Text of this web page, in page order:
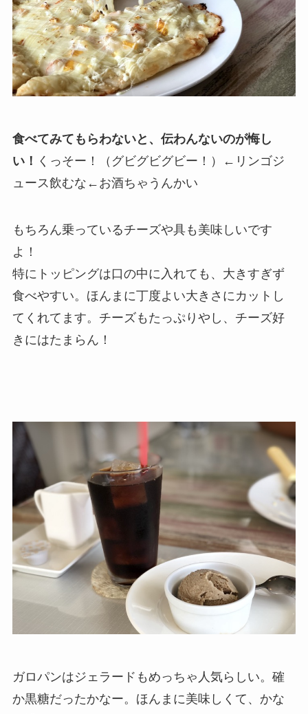
食べてみてもらわないと、伝わんないのが悔し
い！ くっそー！（グビグビグビー！）←リンゴジ
ュース飲むな←お酒ちゃうんかい
もちろん乗っているチーズや具も美味しいです
よ！
特にトッピングは口の中に入れても、大きすぎず
食べやすい。ほんまに丁度よい大きさにカットし
てくれてます。チーズもたっぷりやし、チーズ好
きにはたまらん！
ガロパンはジェラードもめっちゃ人気らしい。確
か黒糖だったかなー。ほんまに美味しくて、かな